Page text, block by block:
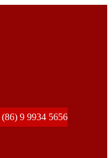
(86) 9 9934 5656